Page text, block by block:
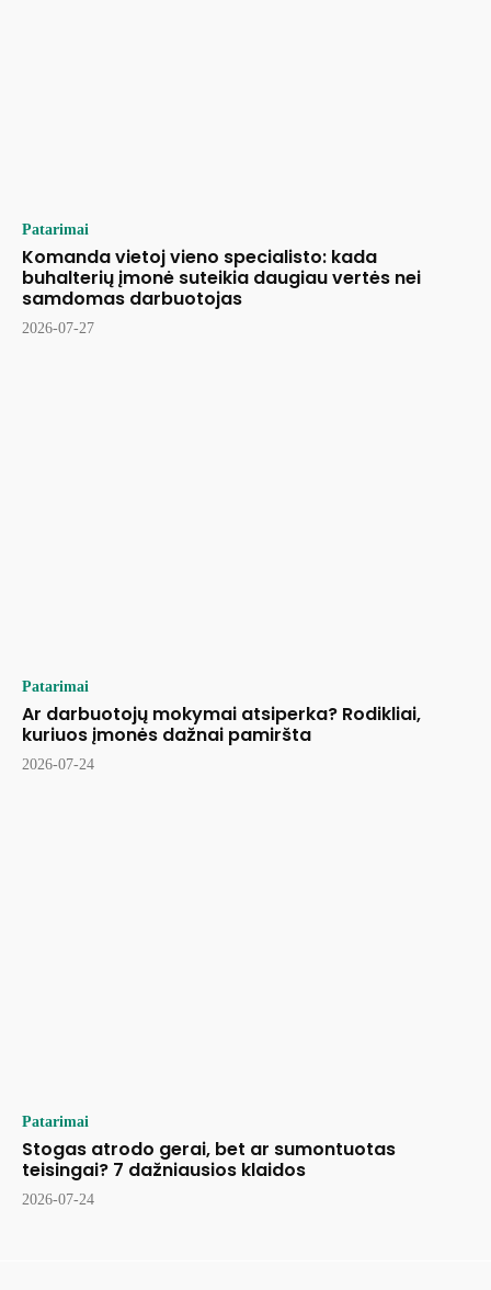
Patarimai
Komanda vietoj vieno specialisto: kada
buhalterių įmonė suteikia daugiau vertės nei
samdomas darbuotojas
2026-07-27
Patarimai
Ar darbuotojų mokymai atsiperka? Rodikliai,
kuriuos įmonės dažnai pamiršta
2026-07-24
Patarimai
Stogas atrodo gerai, bet ar sumontuotas
teisingai? 7 dažniausios klaidos
2026-07-24